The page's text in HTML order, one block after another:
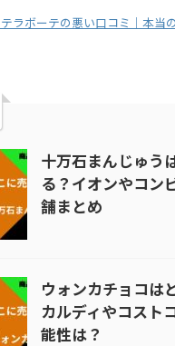
テラボーテの悪い口コミ｜本当
十万石まんじゅう
る？イオンやコン
舗まとめ
ウォンカチョコは
カルディやコスト
能性は？